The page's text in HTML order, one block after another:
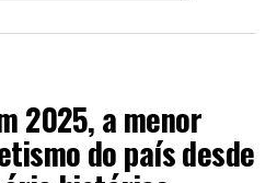
com bastante
de duas a cada cinco
estão frequentando
Políticas Públicas da
2025, a menor
do país desde